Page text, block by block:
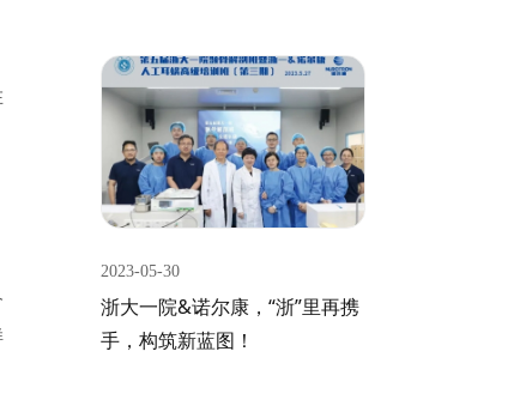
2023-05-30
浙大一院&诺尔康，“浙”里再携
手，构筑新蓝图！